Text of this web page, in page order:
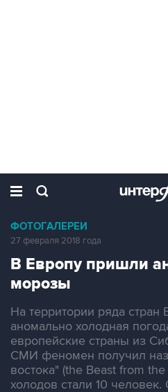
ФОТОГАЛЕРЕИ
27 февраля 2018 года
В Европу пришли
морозы
На территории ряда стран
аномально холодная
европейские страны из
СМИ феномен получил
востока" (the Beast from
холодов стали 10